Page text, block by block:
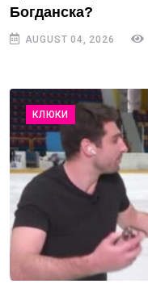
Богданска?
AUGUST 04, 2026
КЛЮКИ